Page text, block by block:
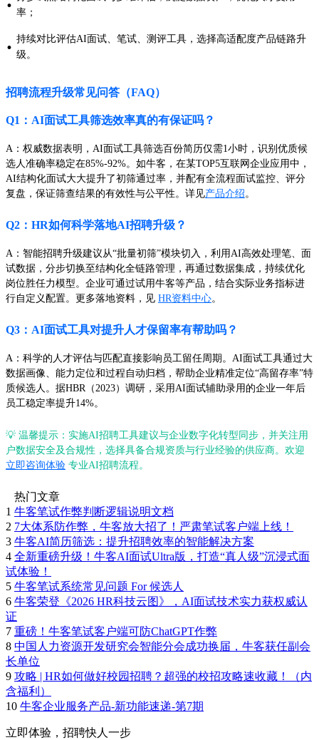
率；
· 持续对比评估AI面试、笔试、测评工具，选择高适配度产品链路升
级。
招聘流程升级常见问答（FAQ）
Q1：AI面试工具筛选效率真的有保证吗？
A：权威数据表明，AI面试工具筛选百份简历仅需1小时，识别优质候
选人准确率稳定在85%-92%。如牛客，在某TOP5互联网企业应用中，
AI结构化面试大大提升了初筛通过率，并配有全流程面试监控、评分
复盘，保证筛查结果的有效性与公平性。详见产品介绍。
Q2：HR如何科学落地AI招聘升级？
A：智能招聘升级建议从“批量初筛”模块切入，利用AI高效处理笔、面
试数据，分步切换至结构化全链路管理，再通过数据集成，持续优化
岗位胜任力模型。企业可通过试用牛客等产品，结合实际业务指标进
行自定义配置。更多落地资料，见 HR资料中心。
Q3：AI面试工具对提升人才保留率有帮助吗？
A：科学的人才评估与匹配直接影响员工留任周期。AI面试工具通过大
数据画像、能力定位和过程自动归档，帮助企业精准定位“高留存率”特
质候选人。据HBR（2023）调研，采用AI面试辅助录用的企业一年后
员工稳定率提升14%。
💡 温馨提示：实施AI招聘工具建议与企业数字化转型同步，并关注用
户数据安全及合规性，选择具备合规资质与行业经验的供应商。欢迎
立即咨询体验 专业AI招聘流程。
热门文章
1 牛客笔试作弊判断逻辑说明文档
2 7大体系防作弊，牛客放大招了！严肃笔试客户端上线！
3 牛客AI简历筛选：提升招聘效率的智能解决方案
4 全新重磅升级！牛客AI面试Ultra版，打造“真人级”沉浸式面
试体验！
5 牛客笔试系统常见问题 For 候选人
6 牛客荣登《2026 HR科技云图》，AI面试技术实力获权威认
证
7 重磅！牛客笔试客户端可防ChatGPT作弊
8 中国人力资源开发研究会智能分会成功换届，牛客获任副会
长单位
9 攻略 | HR如何做好校园招聘？超强的校招攻略速收藏！（内
含福利）
10 牛客企业服务产品-新功能速递-第7期
立即体验，招聘快人一步